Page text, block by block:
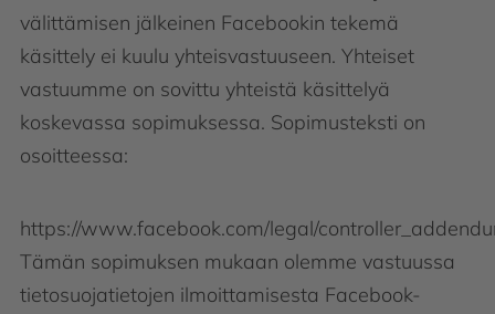
välittämisen jälkeinen Facebookin tekemä
käsittely ei kuulu yhteisvastuuseen. Yhteiset
vastuumme on sovittu yhteistä käsittelyä
koskevassa sopimuksessa. Sopimusteksti on
osoitteessa:
https://www.facebook.com/legal/
Tämän sopimuksen mukaan olemme vastuussa
tietosuojatietojen ilmoittamisesta Facebook-